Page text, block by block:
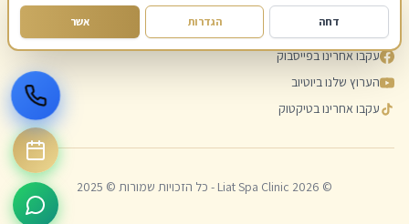
עקבו אחרינו באינסטגרם
עקבו אחרינו בפייסבוק
הערוץ שלנו ביוטיוב
עקבו אחרינו בטיקטוק
©
2026
דחה הגדרות אשר